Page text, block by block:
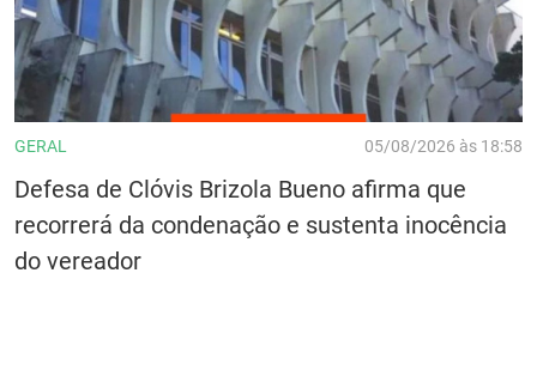
GERAL 05/08/2026 às 18:58
Defesa de Clóvis Brizola Bueno afirma que
recorrerá da condenação e sustenta inocência
do vereador